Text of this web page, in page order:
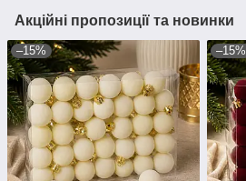
Акційні пропозиції та новинки
–15% –15%